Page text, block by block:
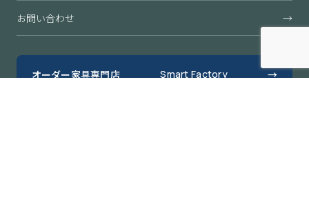
お問い合わせ →
オーダー家具専門店 Smart Factory →